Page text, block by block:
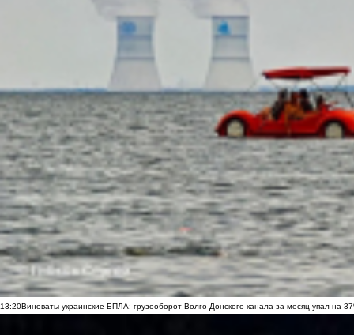
13:20Виноваты украинские БПЛА: грузооборот Волго-Донского канала за месяц упал на